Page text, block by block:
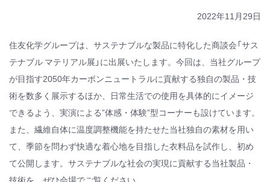
2022年11月29日
住友化学グループは、サステナブルな製品に特化した商談会「サス
テナブル マテリアル展」に出展いたします。今回は、当社グループ
が目指す2050年カーボンニュートラルに貢献する独自の製品・技
術を数多く展示するほか、日常生活での使用を具体的にイメージ
できるよう、実演による”体感・体験”型コーナーも設けています。
また、繊維自体に温度調整機能を持たせた当社独自の素材を用い
て、季節を問わず快適な着心地を目指した衣料品を試作し、初め
て公開します。サステナブルな社会の実現に貢献する当社製品・
技術を、ぜひ会場でご覧ください。